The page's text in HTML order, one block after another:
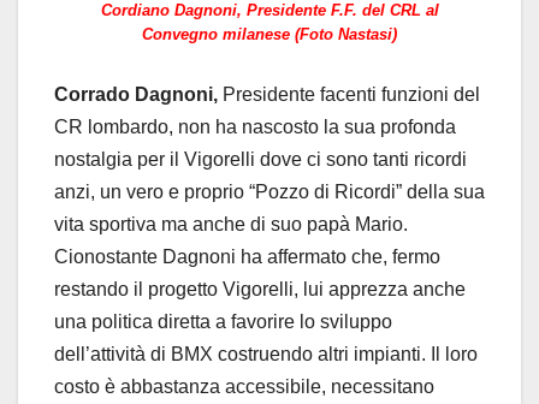
Cordiano Dagnoni, Presidente F.F. del CRL al
Convegno milanese (Foto Nastasi)
Corrado Dagnoni, Presidente facenti funzioni del
CR lombardo, non ha nascosto la sua profonda
nostalgia per il Vigorelli dove ci sono tanti ricordi
anzi, un vero e proprio “Pozzo di Ricordi” della sua
vita sportiva ma anche di suo papà Mario.
Cionostante Dagnoni ha affermato che, fermo
restando il progetto Vigorelli, lui apprezza anche
una politica diretta a favorire lo sviluppo
dell’attività di BMX costruendo altri impianti. Il loro
costo è abbastanza accessibile, necessitano